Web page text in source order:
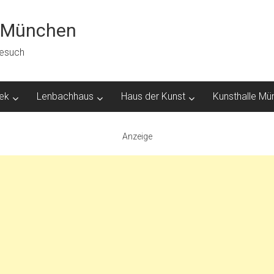
Lenbachhaus Haus der Kunst Kunsthalle
Anzeige